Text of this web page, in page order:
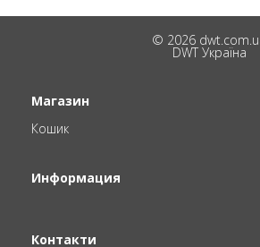
© 2026
DWT Україна
Магазин
Кошик
Информация
Контакти